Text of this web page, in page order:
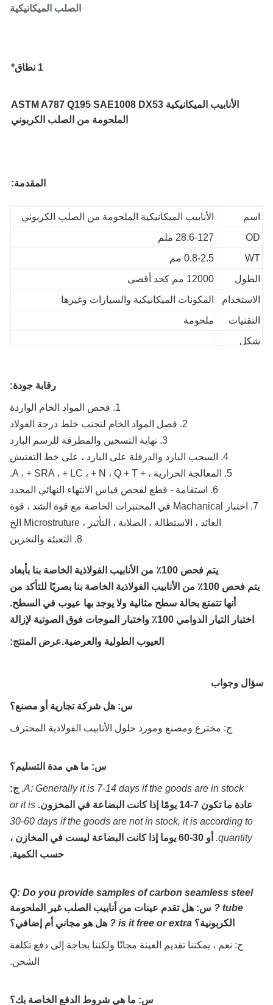
الصلب الميكانيكية
الأنابيب الميكانيكية ASTM A787 Q195 SAE1008 DX53
الملحومة من الصلب الكربوني
المقدمة:
الأنابيب الميكانيكية الملحومة من الصلب الكربوني
28.6-127 ملم
0.8-2.5 مم
12000 مم كحد أقصى
المكونات الميكانيكية والسيارات وغيرها
ملحومة
مصقول ، مزيت
T / T ، L / C ، موني جرام ، ويسترن يونيون
رقابة جودة:
7. اختبار Machanical في المختبرات الخاصة مع قوة الشد ، قوة
العائد ، الاستطالة ، الصلابة ، التأثير ، Microstruture الخ
يتم فحص 100٪ من الأنابيب الفولاذية الخاصة بنا بأبعاد
يتم فحص 100٪ من الأنابيب الفولاذية الخاصة بنا بصريًا للتأكد من
أنها تتمتع بحالة سطح مثالية ولا يوجد بها عيوب في السطح.
اختبار التيار الدوامي 100٪ واختبار الموجات فوق الصوتية لإزالة
العيوب الطولية والعرضية. عرض المنتج:
وجواب
س: هل شركة تجارية أو مصنع؟
ج: مخترع ومصنع ومورد حلول الأنابيب الفولاذية المحترف
س: ما هي مدة التسليم؟
A: Generally it is 7-14 days if the goods are in stock. ج:
عادة ما تكون 7-14 يومًا إذا كانت البضاعة في المخزون.
or it is
30-60 days if the goods are not in stock, it is according to
quantity.
أو 30-60 يوما إذا كانت البضاعة ليست في المخازن ،
حسب الكمية.
Q: Do you provide samples of carbon seamless steel
tube ?
س: هل تقدم عينات من أنابيب الصلب غير الملحومة
الكربونية؟ is it free or extra ? هل هو مجاني أم إضافي؟
ج: نعم ، يمكننا تقديم العينة مجانًا ولكننا بحاجة إلى دفع تكلفة
الشحن.
س: ما هي شروط الدفع الخاصة بك؟